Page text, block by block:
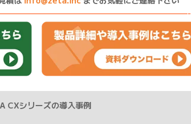
CXシリーズの導入事例